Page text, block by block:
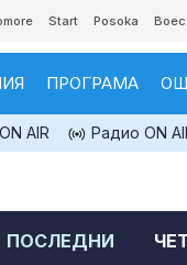
Start Posoka Boec
ПРОГРАМА
AIR Радио ON
ПОСЛЕДНИ